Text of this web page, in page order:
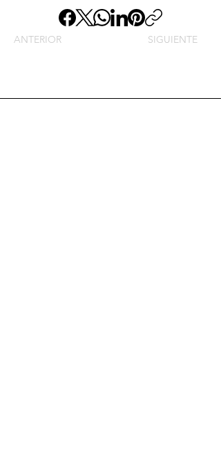
ANTERIOR SIGUIENTE